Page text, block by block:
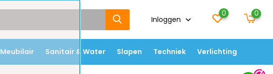
Inloggen
0 0
Meubilair Sanitair & Water Slapen Techniek Verlichting